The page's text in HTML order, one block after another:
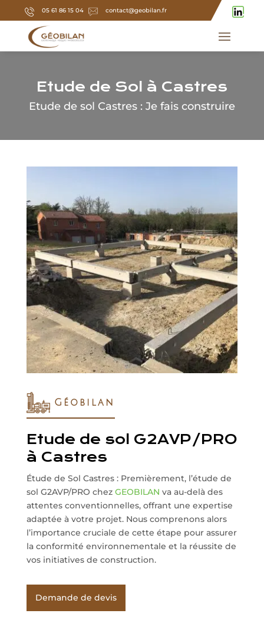
05 61 86 15 04 contact@geobilan.fr
Etude de Sol à Castres
Etude de sol Castres : Je fais construire
Géobilan
Etude de sol G2AVP/PRO
à Castres
Étude de Sol Castres : Premièrement, l’étude de
sol G2AVP/PRO chez GEOBILAN va au-delà des
attentes conventionnelles, offrant une expertise
adaptée à votre projet. Nous comprenons alors
l’importance cruciale de cette étape pour assurer
la conformité environnementale et la réussite de
vos initiatives de construction.
Demande de devis